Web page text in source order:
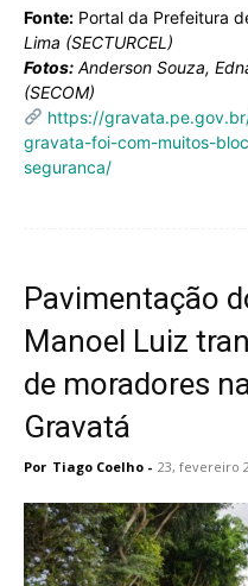
Fonte: Portal da Prefeitura
Lima (SECTURCEL)
Fotos: Anderson Souza,
(SECOM)
https://
gravata-foi-com-muitos-
seguranca/
Pavimentação
Manoel Luiz
de moradores
Gravatá
Por Tiago Coelho - 23, fevereiro